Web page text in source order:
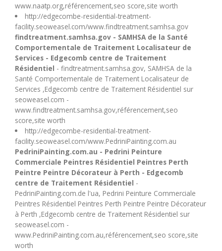
www.naatp.org,référencement,seo score,site worth
http://edgecombe-residential-treatment-
facility.seoweasel.com/www.findtreatment.samhsa.gov
findtreatment.samhsa.gov - SAMHSA de la Santé
Comportementale de Traitement Localisateur de
Services - Edgecomb centre de Traitement
Résidentiel - findtreatment.samhsa.gov, SAMHSA de la
Santé Comportementale de Traitement Localisateur de
Services ,Edgecomb centre de Traitement Résidentiel sur
seoweasel.com -
www.findtreatment.samhsa.gov,référencement,seo
score,site worth
http://edgecombe-residential-treatment-
facility.seoweasel.com/www.PedriniPainting.com.au
PedriniPainting.com.au - Pedrini Peinture
Commerciale Peintres Résidentiel Peintres Perth
Peintre Peintre Décorateur à Perth - Edgecomb
centre de Traitement Résidentiel -
PedriniPainting.com.de l'ua, Pedrini Peinture Commerciale
Peintres Résidentiel Peintres Perth Peintre Peintre Décorateur
à Perth ,Edgecomb centre de Traitement Résidentiel sur
seoweasel.com -
www.PedriniPainting.com.au,référencement,seo score,site
worth